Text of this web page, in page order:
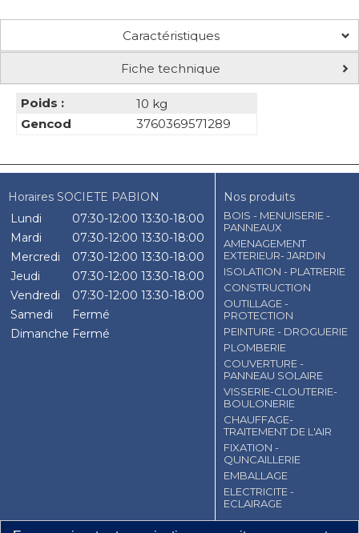
Caractéristiques
Fiche technique
Poids :
10 kg
Gencod
3760369571289
Horaires SOCIETE PABION
Lundi
07:30-12:00 13:30-18:00
Mardi
07:30-12:00 13:30-18:00
Mercredi
07:30-12:00 13:30-18:00
Jeudi
07:30-12:00 13:30-18:00
Vendredi
07:30-12:00 13:30-18:00
Samedi
Fermé
Dimanche Fermé
Nos produits
BOIS - MENUISERIE -
PANNEAUX
AMENAGEMENT
EXTERIEUR- JARDIN
ISOLATION - PLATRERIE
CONSTRUCTION
OUTILLAGE -
PROTECTION
PEINTURE - DROGUERIE
PLOMBERIE
COUVERTURE -
PANNEAU SOLAIRE
VISSERIE-CLOUTERIE-
BOULONERIE
CHAUFFAGE-
TRAITEMENT DE L'AIR
FIXATION -
QUNCAILLERIE
EMBALLAGE
ELECTRICITE -
ECLAIRAGE